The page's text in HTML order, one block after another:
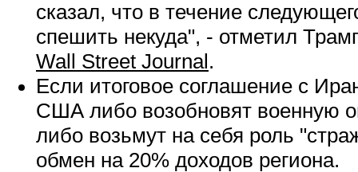
сказал, что в течение
спешить некуда", - отметил
Wall Street Journal .
Если итоговое соглашение с
США либо возобновят военную
либо возьмут на себя роль
обмен на 20% доходов региона.